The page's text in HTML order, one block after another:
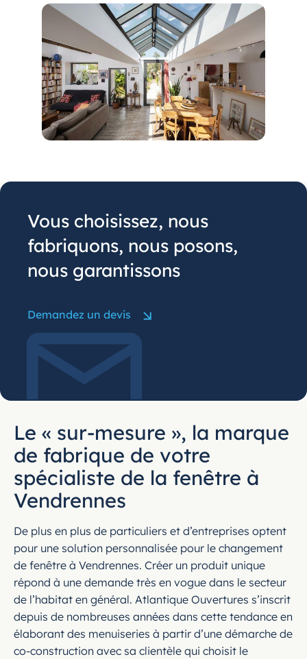
Demandez un devis
Vous choisissez, nous
fabriquons, nous posons,
nous garantissons
Le « sur-mesure », la marque
de fabrique de votre
spécialiste de la fenêtre à
Vendrennes
De plus en plus de particuliers et d’entreprises optent
pour une solution personnalisée pour le changement
de fenêtre à Vendrennes. Créer un produit unique
répond à une demande très en vogue dans le secteur
de l’habitat en général. Atlantique Ouvertures s’inscrit
depuis de nombreuses années dans cette tendance en
élaborant des menuiseries à partir d’une démarche de
co-construction avec sa clientèle qui choisit le